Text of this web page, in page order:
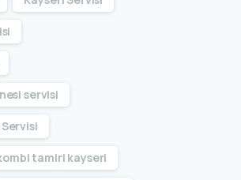
servisi
tamiri kayseri